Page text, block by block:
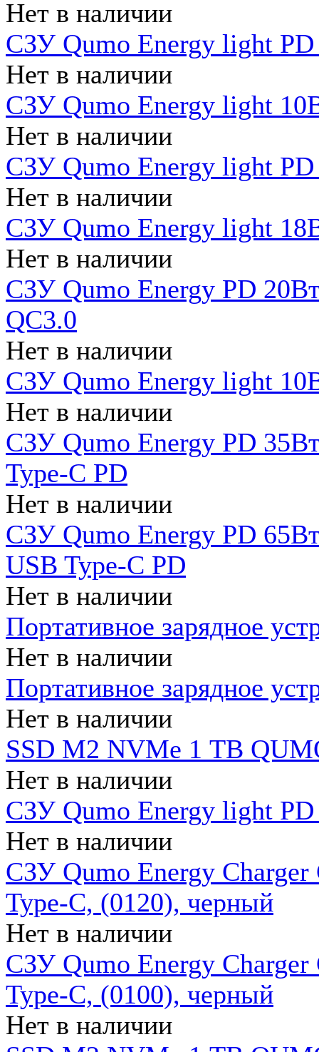
Нет в наличии
СЗУ Qumo Energy light
Нет в наличии
СЗУ Qumo Energy light
Нет в наличии
СЗУ Qumo Energy light
Нет в наличии
СЗУ Qumo Energy light
Нет в наличии
СЗУ Qumo Energy PD
QC3.0
Нет в наличии
СЗУ Qumo Energy light
Нет в наличии
СЗУ Qumo Energy PD
Type-C PD
Нет в наличии
СЗУ Qumo Energy PD
USB Type-C PD
Нет в наличии
Портативное зарядное
Нет в наличии
Портативное зарядное
Нет в наличии
SSD M2 NVMe 1 ТB
Нет в наличии
СЗУ Qumo Energy light PD
Нет в наличии
СЗУ Qumo Energy
Type-C, (0120), черный
Нет в наличии
СЗУ Qumo Energy
Type-C, (0100), черный
Нет в наличии